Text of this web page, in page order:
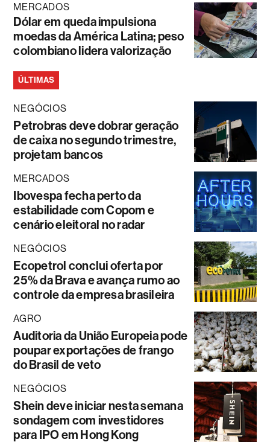
MERCADOS
Dólar em queda impulsiona
moedas da América Latina; peso
colombiano lidera valorização
ÚLTIMAS
NEGÓCIOS
Petrobras deve dobrar geração
de caixa no segundo trimestre,
projetam bancos
MERCADOS
Ibovespa fecha perto da
estabilidade com Copom e
cenário eleitoral no radar
NEGÓCIOS
Ecopetrol conclui oferta por
25% da Brava e avança rumo ao
controle da empresa brasileira
AGRO
Auditoria da União Europeia pode
poupar exportações de frango
do Brasil de veto
NEGÓCIOS
Shein deve iniciar nesta semana
sondagem com investidores
para IPO em Hong Kong